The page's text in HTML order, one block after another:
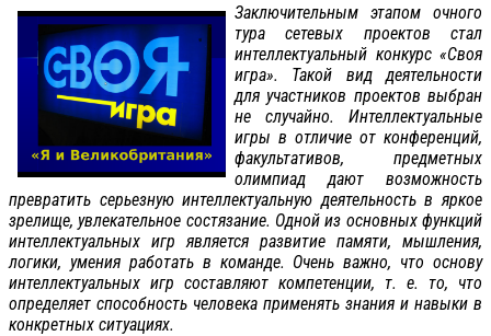
Заключительным этапом очного
тура сетевых проектов стал
интеллектуальный конкурс «Своя
игра». Такой вид деятельности
для участников проектов выбран
не случайно. Интеллектуальные
игры в отличие от конференций,
факультативов, предметных
олимпиад дают возможность
превратить серьезную интеллектуальную деятельность в яркое
зрелище, увлекательное состязание. Одной из основных функций
интеллектуальных игр является развитие памяти, мышления,
логики, умения работать в команде. Очень важно, что основу
интеллектуальных игр составляют компетенции, т. е. то, что
определяет способность человека применять знания и навыки в
конкретных ситуациях.